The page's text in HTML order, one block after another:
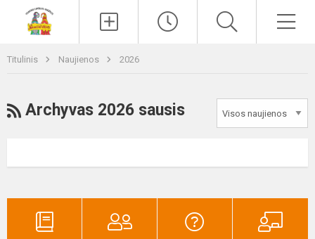
Titulinis Naujienos 2026
RSS
Archyvas 2026 sausis